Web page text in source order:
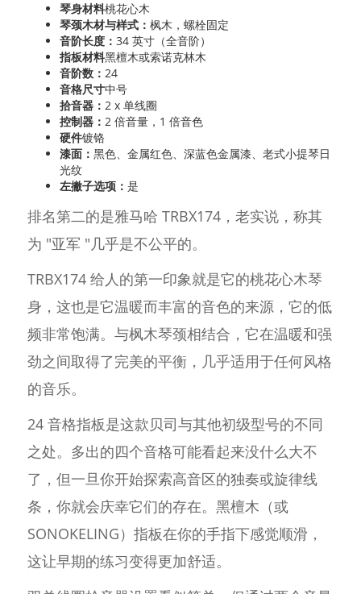
琴身材料桃花心木
琴颈木材与样式： 枫木，螺栓固定
音阶长度： 34 英寸（全音阶）
指板材料黑檀木或索诺克林木
音阶数： 24
音格尺寸中号
拾音器： 2 x 单线圈
控制器： 2 倍音量，1 倍音色
硬件镀铬
漆面： 黑色、金属红色、深蓝色金属漆、老式小提琴日
光纹
左撇子选项： 是
排名第二的是雅马哈 TRBX174，老实说，称其
为 "亚军 "几乎是不公平的。
TRBX174 给人的第一印象就是它的桃花心木琴
身，这也是它温暖而丰富的音色的来源，它的低
频非常饱满。与枫木琴颈相结合，它在温暖和强
劲之间取得了完美的平衡，几乎适用于任何风格
的音乐。
24 音格指板是这款贝司与其他初级型号的不同
之处。多出的四个音格可能看起来没什么大不
了，但一旦你开始探索高音区的独奏或旋律线
条，你就会庆幸它们的存在。黑檀木（或
SONOKELING）指板在你的手指下感觉顺滑，
这让早期的练习变得更加舒适。